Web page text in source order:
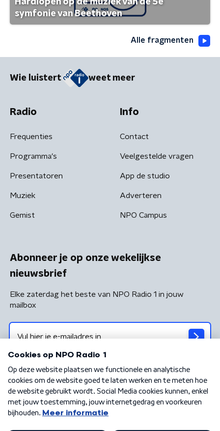
Hardlopen op de muziek van de 5e
symfonie van Beethoven
Alle fragmenten
Wie luistert weet meer
Radio
Frequenties
Programma's
Presentatoren
Muziek
Gemist
Info
Contact
Veelgestelde vragen
App de studio
Adverteren
NPO Campus
Abonneer je op onze wekelijkse
nieuwsbrief
Elke zaterdag het beste van NPO Radio 1 in jouw
mailbox
Algemene voorwaarden